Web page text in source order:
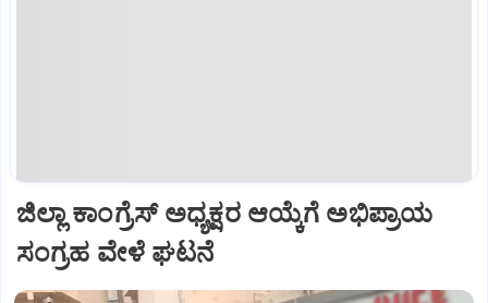
ಜಿಲ್ಲಾ ಕಾಂಗ್ರೆಸ್ ಅಧ್ಯಕ್ಷರ ಆಯ್ಕೆಗೆ ಅಭಿಪ್ರಾಯ
ಸಂಗ್ರಹ ವೇಳೆ ಘಟನೆ